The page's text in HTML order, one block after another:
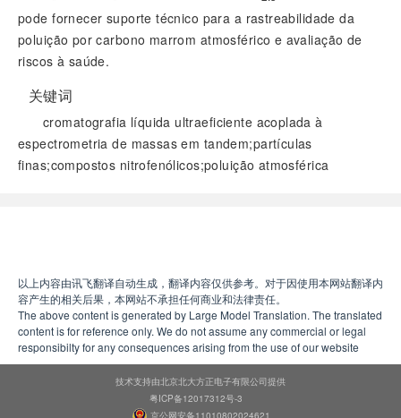
pode fornecer suporte técnico para a rastreabilidade da
poluição por carbono marrom atmosférico e avaliação de
riscos à saúde.
关键词
cromatografia líquida ultraeficiente acoplada à
espectrometria de massas em tandem;partículas
finas;compostos nitrofenólicos;poluição atmosférica
以上内容由讯飞翻译自动生成，翻译内容仅供参考。对于因使用本网站翻译内
容产生的相关后果，本网站不承担任何商业和法律责任。
The above content is generated by Large Model Translation. The translated
content is for reference only. We do not assume any commercial or legal
responsibilty for any consequences arising from the use of our website
技术支持由北京北大方正电子有限公司提供
粤ICP备12017312号-3
京公网安备11010802024621